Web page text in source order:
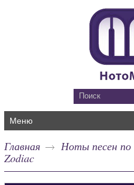
Меню
Главная
Ноты песен по
Zodiac